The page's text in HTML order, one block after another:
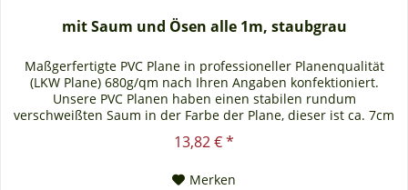
mit Saum und Ösen alle 1m, staubgrau
Maßgerfertigte PVC Plane in professioneller Planenqualität
(LKW Plane) 680g/qm nach Ihren Angaben konfektioniert.
Unsere PVC Planen haben einen stabilen rundum
verschweißten Saum in der Farbe der Plane, dieser ist ca. 7cm
breit. Jede PVC Plane lässt sich bei uns mit verzinkten Ösen
oder auf Wunsch auch mit Edelstahlösen ausstatten. Die PVC
13,82 € *
Merken